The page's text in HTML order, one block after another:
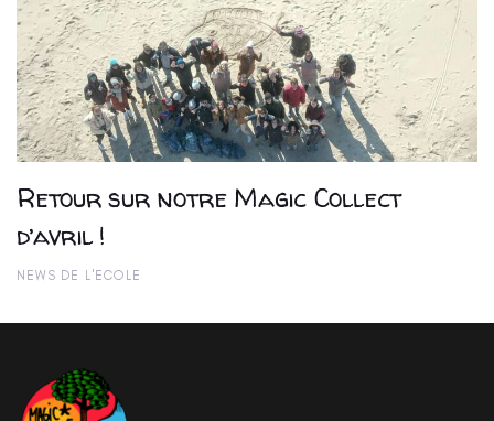
Retour sur notre Magic Collect
d’avril !
NEWS DE L'ECOLE